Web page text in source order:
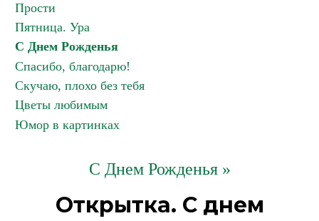
Прости
Пятница. Ура
С Днем Рожденья
Спасибо, благодарю!
Скучаю, плохо без тебя
Цветы любимым
Юмор в картинках
С Днем Рожденья »
Открытка. С днем